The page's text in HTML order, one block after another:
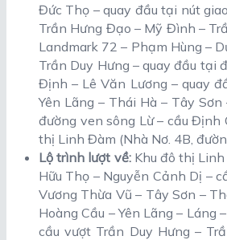
Đức Thọ – quay đầu tại nút
Trần Hưng Đạo – Mỹ Đình –
Landmark 72 – Phạm Hùng –
Trần Duy Hưng – quay đầu tại
Định – Lê Văn Lương – quay
Yên Lãng – Thái Hà – Tây
đường ven sông Lừ – cầu Định
thị Linh Đàm (Nhà Nơ. 4B,
Lộ trình lượt về: Khu đô thị
Hữu Thọ – Nguyễn Cảnh Dị –
Vương Thừa Vũ – Tây Sơn –
Hoàng Cầu – Yên Lãng –
cầu vượt Trần Duy Hưng –